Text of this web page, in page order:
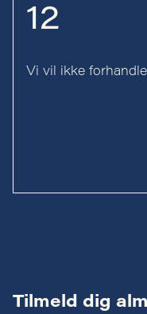
12
Vi vil ikke
Tilmeld dig